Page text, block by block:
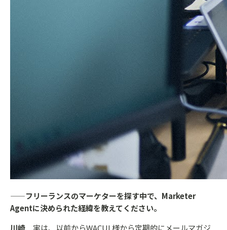
——フリーランスのマーケターを探す中で、Marketer
Agentに決められた経緯を教えてください。
川崎 実は、以前からWACUL様から定期的にメールマガジ